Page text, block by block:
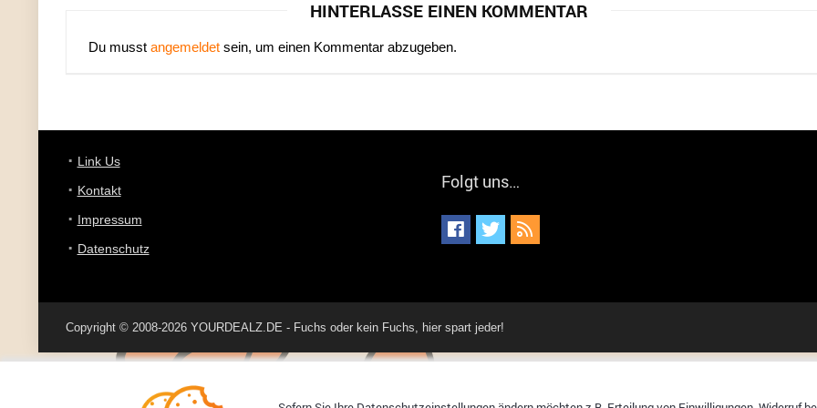
HINTERLASSE EINEN KOMMENTAR
Du musst angemeldet sein, um einen Kommentar abzugeben.
Link Us
Kontakt
Impressum
Datenschutz
Folgt uns…
Copyright © 2008-2026 YOURDEALZ.DE - Fuchs oder kein Fuchs, hier spart jeder!